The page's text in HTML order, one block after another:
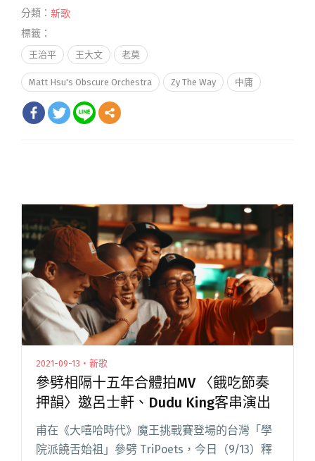
分類： 新歌
標籤：
王治平 王大文 老莫
Matt Hsu's Obscure Orchestra Zy The Way 中庸
2021-09-13・新歌
參劈相隔十五年合體拍MV 〈餓吃節奏
押韻〉邀呂士軒、Dudu King客串演出
甫在《大嘻哈時代》魔王挑戰賽登場的台灣「學
院派饒舌始祖」參劈 TriPoets，今日（9/13）釋